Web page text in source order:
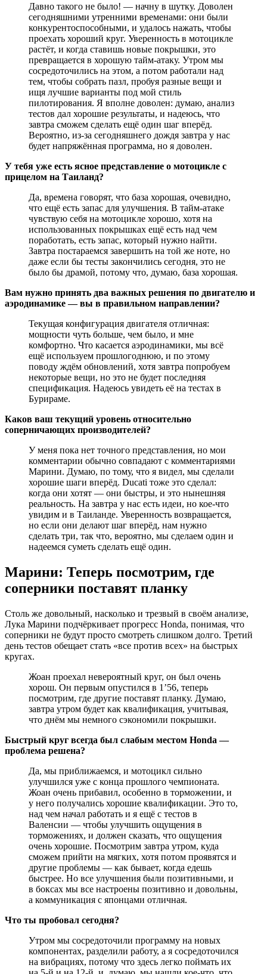
Давно такого не было! — начну в шутку. Доволен
сегодняшними утренними временами: они были
конкурентоспособными, и удалось нажать, чтобы
проехать хороший круг. Уверенность в мотоцикле
растёт, и когда ставишь новые покрышки, это
превращается в хорошую тайм-атаку. Утром мы
сосредоточились на этом, а потом работали над
тем, чтобы собрать пазл, пробуя разные вещи и
ищя лучшие варианты под мой стиль
пилотирования. Я вполне доволен: думаю, анализ
тестов дал хорошие результаты, и надеюсь, что
завтра сможем сделать ещё один шаг вперёд.
Вероятно, из‑за сегодняшнего дождя завтра у нас
будет напряжённая программа, но я доволен.
У тебя уже есть ясное представление о мотоцикле с
прицелом на Таиланд?
Да, времена говорят, что база хорошая, очевидно,
что ещё есть запас для улучшения. В тайм-атаке
чувствую себя на мотоцикле хорошо, хотя на
использованных покрышках ещё есть над чем
поработать, есть запас, который нужно найти.
Завтра постараемся завершить на той же ноте, но
даже если бы тесты закончились сегодня, это не
было бы драмой, потому что, думаю, база хорошая.
Вам нужно принять два важных решения по двигателю и
аэродинамике — вы в правильном направлении?
Текущая конфигурация двигателя отличная:
мощности чуть больше, чем было, и мне
комфортно. Что касается аэродинамики, мы всё
ещё используем прошлогоднюю, и по этому
поводу ждём обновлений, хотя завтра попробуем
некоторые вещи, но это не будет последняя
спецификация. Надеюсь увидеть её на тестах в
Бурираме.
Каков ваш текущий уровень относительно
соперничающих производителей?
У меня пока нет точного представления, но мои
комментарии обычно совпадают с комментариями
Марини. Думаю, по тому, что я видел, мы сделали
хорошие шаги вперёд. Ducati тоже это сделал:
когда они хотят — они быстры, и это нынешняя
реальность. На завтра у нас есть идеи, но кое-что
увидим и в Таиланде. Уверенность возвращается,
но если они делают шаг вперёд, нам нужно
сделать три, так что, вероятно, мы сделаем один и
надеемся суметь сделать ещё один.
Марини: Теперь посмотрим, где
соперники поставят планку
Столь же довольный, насколько и трезвый в своём анализе,
Лука Марини подчёркивает прогресс Honda, понимая, что
соперники не будут просто смотреть слишком долго. Третий
день тестов обещает стать «все против всех» на быстрых
кругах.
Жоан проехал невероятный круг, он был очень
хорош. Он первым опустился в 1’56, теперь
посмотрим, где другие поставят планку. Думаю,
завтра утром будет как квалификация, учитывая,
что днём мы немного сэкономили покрышки.
Быстрый круг всегда был слабым местом Honda —
проблема решена?
Да, мы приближаемся, и мотоцикл сильно
улучшился уже с конца прошлого чемпионата.
Жоан очень прибавил, особенно в торможении, и
у него получались хорошие квалификации. Это то,
над чем начал работать и я ещё с тестов в
Валенсии — чтобы улучшить ощущения в
торможениях, и должен сказать, что ощущения
очень хорошие. Посмотрим завтра утром, куда
сможем прийти на мягких, хотя потом проявятся и
другие проблемы — как бывает, когда едешь
быстрее. Но все улучшения были позитивными, и
в боксах мы все настроены позитивно и довольны,
а коммуникация с японцами отличная.
Что ты пробовал сегодня?
Утром мы сосредоточили программу на новых
компонентах, разделили работу, а я сосредоточился
на вибрациях, потому что здесь легко поймать их